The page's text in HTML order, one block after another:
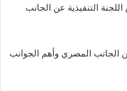
التنفيذية عن الجانب
الجانب المصري وأهم الجوانب